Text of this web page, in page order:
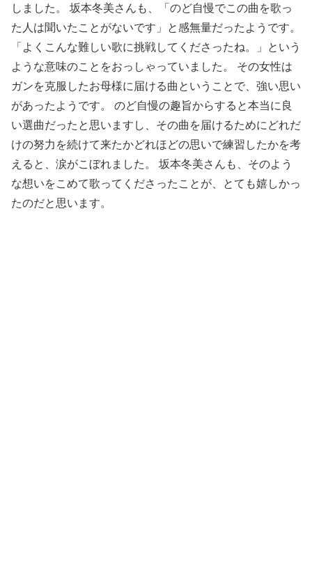
しました。 坂本冬美さんも、「のど自慢でこの曲を歌っ
た人は聞いたことがないです」と感無量だったようです。
「よくこんな難しい歌に挑戦してくださったね。」という
ような意味のこ とをおっしゃっていました。 その女性は
ガンを克服したお母様に届ける曲ということで、強い思い
があったようです。 のど自慢の趣旨からすると本当に良
い選曲だったと思いますし、その曲を届けるためにどれだ
けの努力を続けて来たかどれほどの思いで練習したかを考
えると、涙がこぼれました。 坂本冬美さんも、そのよう
な想いをこめて歌ってくださったことが、とても嬉しかっ
たのだと思います。